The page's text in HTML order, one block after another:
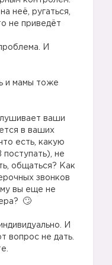
неё, ругаться,
не приведёт
И
и мамы тоже
ваши
в ваших
есть, какую
не
общаться? Как
звонков
вы еще не
И
вопрос не дать.